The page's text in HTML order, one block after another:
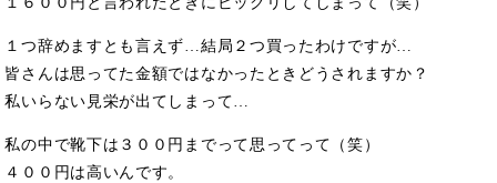
１つ辞めますとも言えず…結局２つ買ったわけですが…
皆さんは思ってた金額ではなかったときどうされますか？
私いらない見栄が出てしまって…
私の中で靴下は３００円までって思ってって（笑）
４００円は高いんです。